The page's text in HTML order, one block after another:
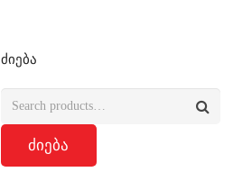
ძიება
ძიება